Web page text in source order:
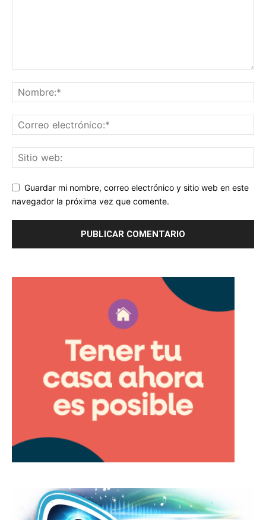
Guardar mi nombre, correo electrónico y sitio web en este
navegador la próxima vez que comente.